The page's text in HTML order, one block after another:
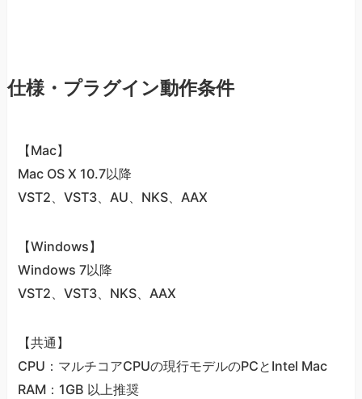
仕様・プラグイン動作条件
【Mac】
Mac OS X 10.7以降
VST2、VST3、AU、NKS、AAX
【Windows】
Windows 7以降
VST2、VST3、NKS、AAX
【共通】
CPU：マルチコアCPUの現行モデルのPCとIntel Mac
RAM：1GB 以上推奨